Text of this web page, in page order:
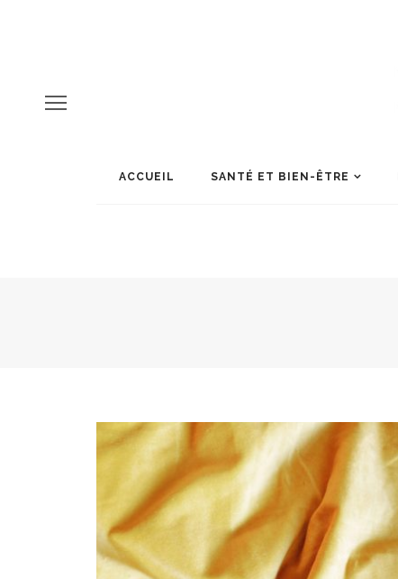
ACCUEIL SANTÉ ET BIEN-ÊTRE